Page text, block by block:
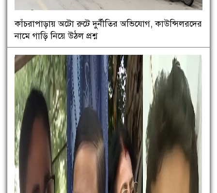
কাঁচরাপাড়ায় অটো রুটে দুর্নীতির অভিযোগ, কাউন্সিলরদের
নামে গাড়ি নিয়ে উঠল প্রশ্ন